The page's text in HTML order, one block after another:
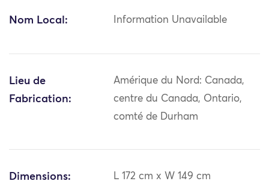
Nom Local: Information Unavailable
Lieu de
Fabrication:
Amérique du Nord: Canada,
centre du Canada, Ontario,
comté de Durham
Dimensions: L 172 cm x W 149 cm